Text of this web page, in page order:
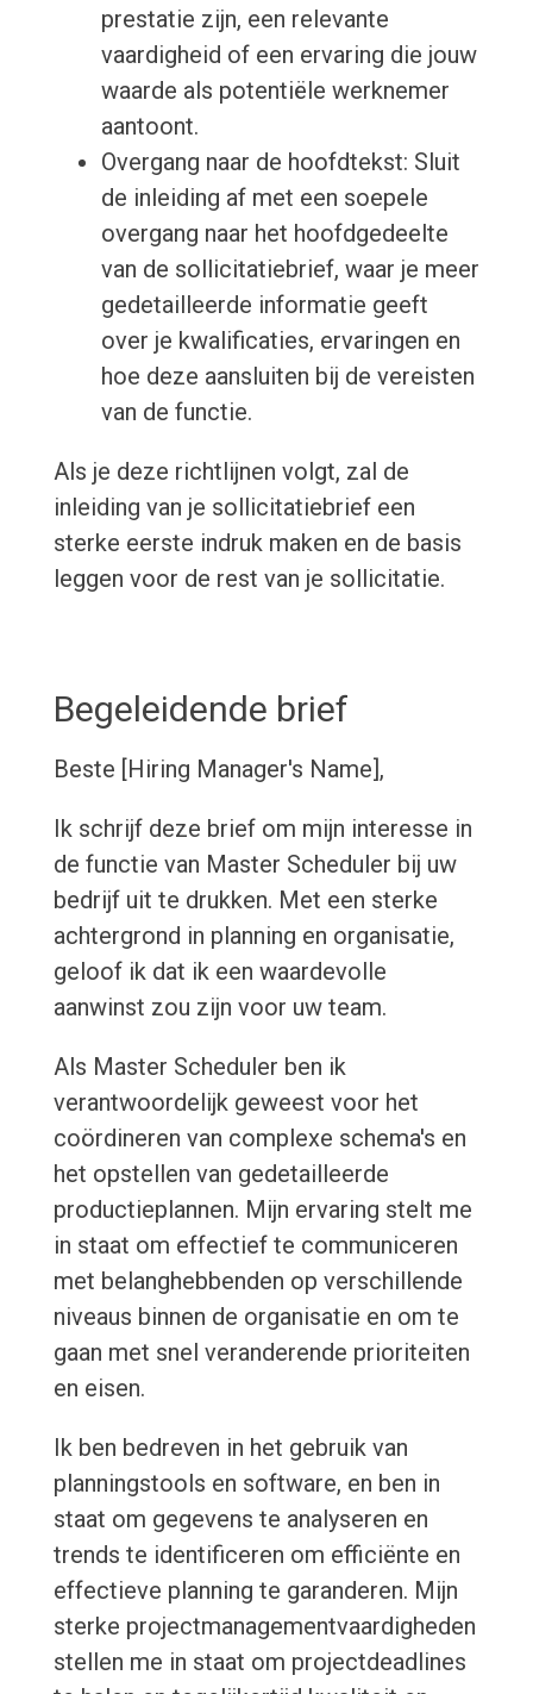
prestatie zijn, een relevante
vaardigheid of een ervaring die jouw
waarde als potentiële werknemer
aantoont.
Overgang naar de hoofdtekst: Sluit
de inleiding af met een soepele
overgang naar het hoofdgedeelte
van de sollicitatiebrief, waar je meer
gedetailleerde informatie geeft
over je kwalificaties, ervaringen en
hoe deze aansluiten bij de vereisten
van de functie.
Als je deze richtlijnen volgt, zal de
inleiding van je sollicitatiebrief een
sterke eerste indruk maken en de basis
leggen voor de rest van je sollicitatie.
Begeleidende brief
Beste [Hiring Manager's Name],
Ik schrijf deze brief om mijn interesse in
de functie van Master Scheduler bij uw
bedrijf uit te drukken. Met een sterke
achtergrond in planning en organisatie,
geloof ik dat ik een waardevolle
aanwinst zou zijn voor uw team.
Als Master Scheduler ben ik
verantwoordelijk geweest voor het
coördineren van complexe schema's en
het opstellen van gedetailleerde
productieplannen. Mijn ervaring stelt me
in staat om effectief te communiceren
met belanghebbenden op verschillende
niveaus binnen de organisatie en om te
gaan met snel veranderende prioriteiten
en eisen.
Ik ben bedreven in het gebruik van
planningstools en software, en ben in
staat om gegevens te analyseren en
trends te identificeren om efficiënte en
effectieve planning te garanderen. Mijn
sterke projectmanagementvaardigheden
stellen me in staat om projectdeadlines